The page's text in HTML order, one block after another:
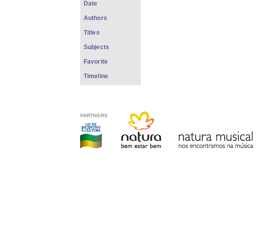
Date
Authors
Titles
Subjects
Favorite
Timeline
PARTNERS